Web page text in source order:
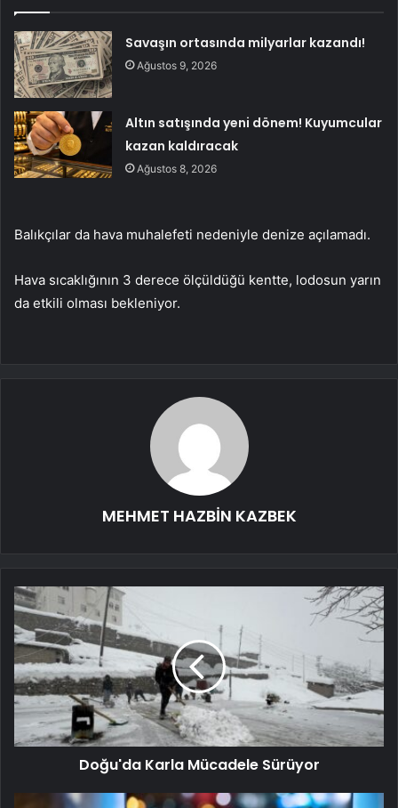
Savaşın ortasında milyarlar kazandı!
Ağustos 9, 2026
Altın satışında yeni dönem! Kuyumcular
kazan kaldıracak
Ağustos 8, 2026
Balıkçılar da hava muhalefeti nedeniyle denize açılamadı.
Hava sıcaklığının 3 derece ölçüldüğü kentte, lodosun yarın
da etkili olması bekleniyor.
MEHMET HAZBİN KAZBEK
Doğu'da Karla Mücadele Sürüyor